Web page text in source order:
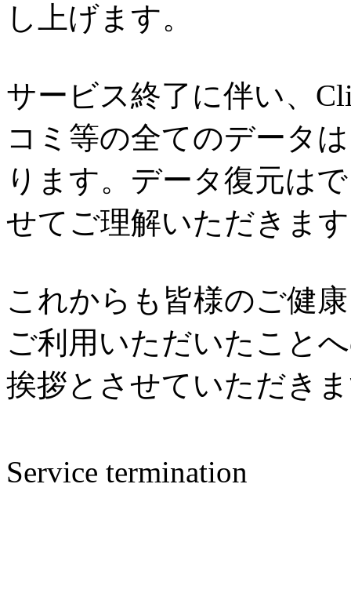
し上げます。
サービス終了に伴い、
コミ等の全てのデータ
ります。データ復元は
せてご理解いただきま
これからも皆様のご健
ご利用いただいたこと
挨拶とさせていただき
Service termination